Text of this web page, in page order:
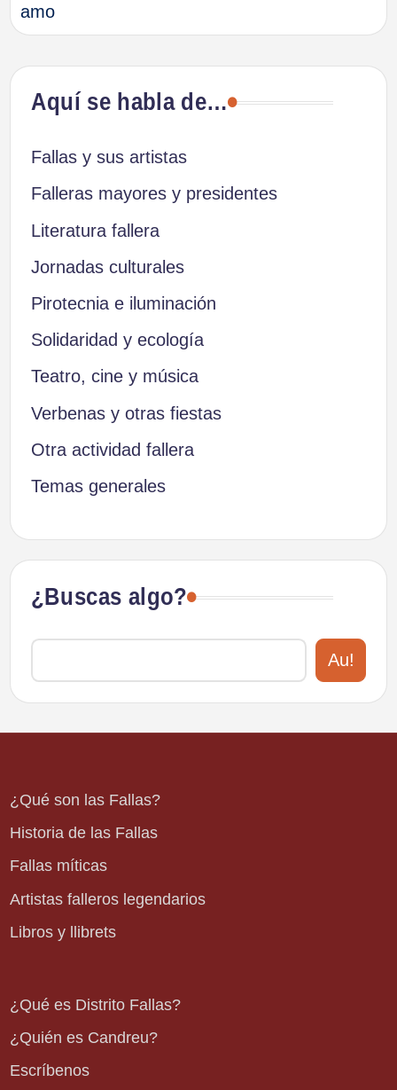
entradas
amo
Aquí se habla de…
Fallas y sus artistas
Falleras mayores y presidentes
Literatura fallera
Jornadas culturales
Pirotecnia e iluminación
Solidaridad y ecología
Teatro, cine y música
Verbenas y otras fiestas
Otra actividad fallera
Temas generales
¿Buscas algo?
Au!
¿Qué son las Fallas?
Historia de las Fallas
Fallas míticas
Artistas falleros legendarios
Libros y llibrets
¿Qué es Distrito Fallas?
¿Quién es Candreu?
Escríbenos